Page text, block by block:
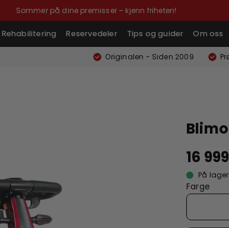
Sommer på dine premisser – kjenn friheten!
Rehabilitering Reservedeler Tips og guider Om oss
Originalen - Siden 2009
16
På lager
Farge